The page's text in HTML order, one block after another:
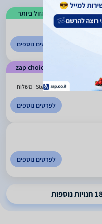
הזול ביותר
לפרטים נוספים
zap choice
מכונת כביסה פתח קדמי בקיבולת 13 ק״ג LG F4WR513SBW עם AI DD ו־Steam | משלוח
לפרטים נוספים
לפרטים נוספים